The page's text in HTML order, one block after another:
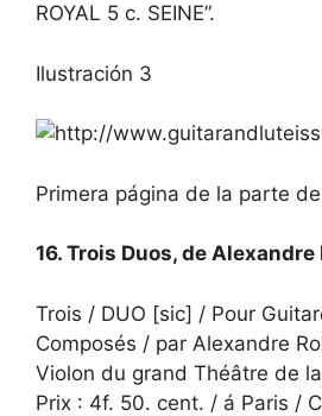
ROYAL 5 c. SEINE”.
Ilustración 3
Primera página de la parte
16. Trois Duos, de Alexandre
Trois / DUO [sic] / Pour
Composés / par Alexandre
Violon du grand Théâtre de
Prix : 4f. 50. cent. / á Paris /